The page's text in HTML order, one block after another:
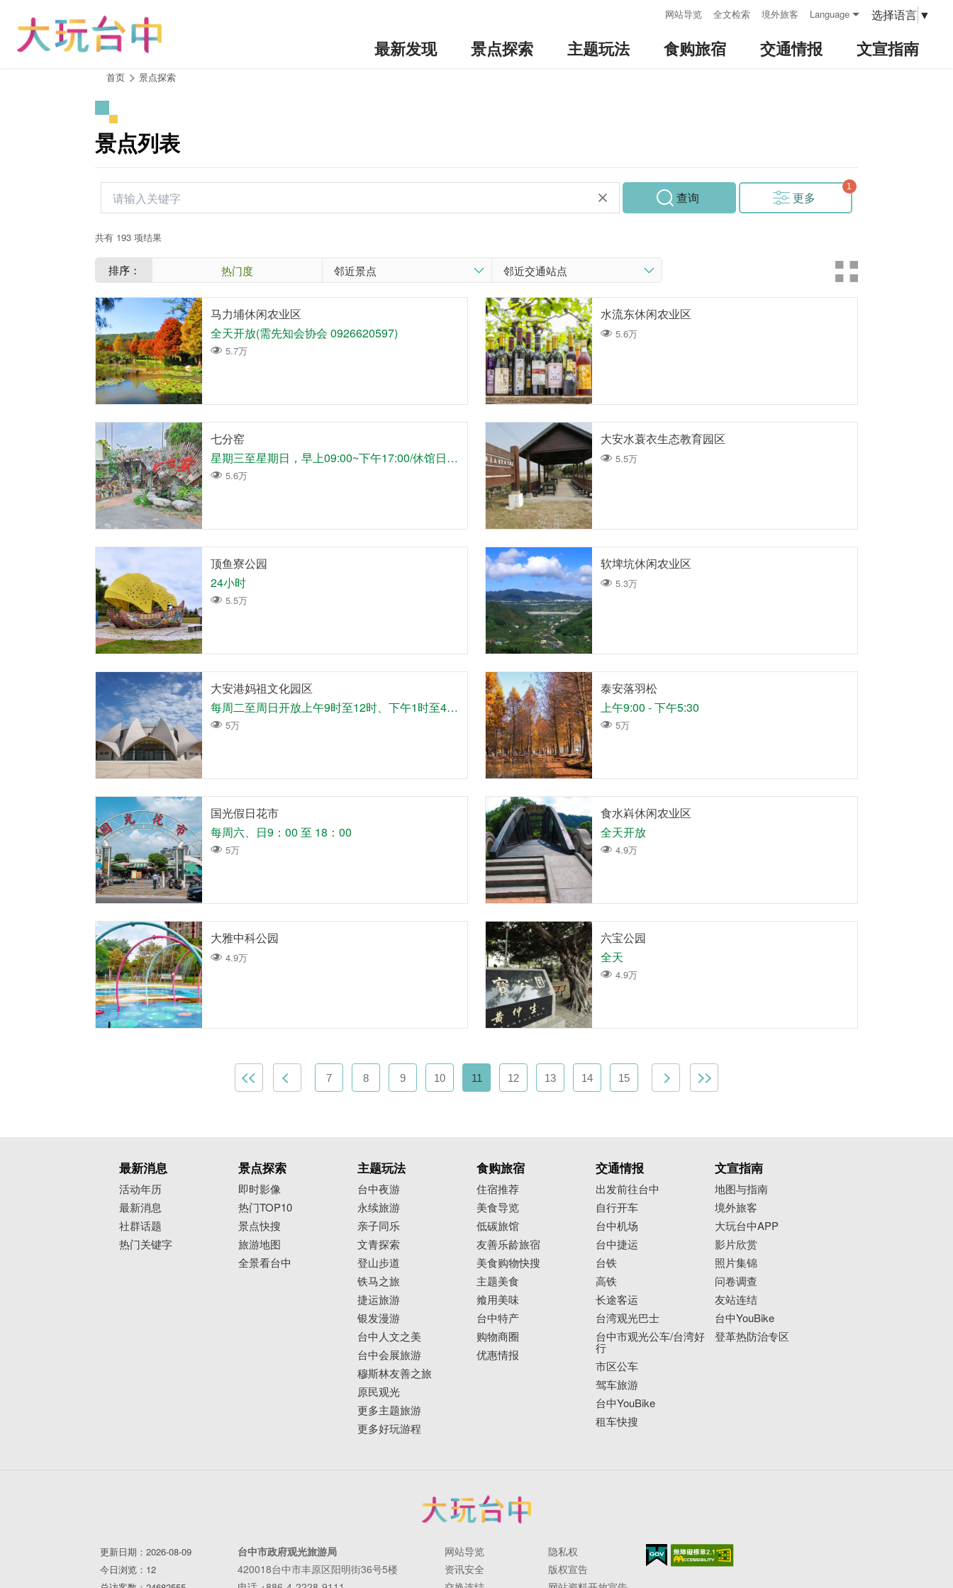
网站导览 全文检索 境外旅客 Language 选择语言 ▼
最新发现 景点探索 主题玩法 食购旅宿 交通情报 文宣指南
首页 景点探索
景点列表
查询 更多
共有 193 项结果
排序： 热门度
马力埔休闲农业区
全天开放(需先知会协会 0926620597)
5.7万
水流东休闲农业区
5.6万
七分窑
星期三至星期日，早上09:00~下午17:00/休馆日：星期一和二
5.6万
大安水蓑衣生态教育园区
5.5万
顶鱼寮公园
24小时
5.5万
软埤坑休闲农业区
5.3万
大安港妈祖文化园区
每周二至周日开放上午9时至12时、下午1时至4时开放园区一楼部分区域。
5万
泰安落羽松
上午9:00 - 下午5:30
5万
国光假日花市
每周六、日9：00 至 18：00
5万
食水嵙休闲农业区
全天开放
4.9万
大雅中科公园
4.9万
六宝公园
全天
4.9万
7 8 9 10 11 12 13 14 15
最新消息
活动年历
最新消息
社群话题
热门关键字
景点探索
即时影像
热门TOP10
景点快搜
旅游地图
全景看台中
主题玩法
台中夜游
永续旅游
亲子同乐
文青探索
登山步道
铁马之旅
捷运旅游
银发漫游
台中人文之美
台中会展旅游
穆斯林友善之旅
原民观光
更多主题旅游
更多好玩游程
食购旅宿
住宿推荐
美食导览
低碳旅馆
友善乐龄旅宿
美食购物快搜
主题美食
飨用美味
台中特产
购物商圈
优惠情报
交通情报
出发前往台中
自行开车
台中机场
台中捷运
台铁
高铁
长途客运
台湾观光巴士
台中市观光公车/台湾好
行
市区公车
驾车旅游
台中YouBike
租车快搜
文宣指南
地图与指南
境外旅客
大玩台中APP
影片欣赏
照片集锦
问卷调查
友站连结
台中YouBike
登革热防治专区
更新日期：2026-08-09
今日浏览：12
台中市政府观光旅游局
420018台中市丰原区阳明街36号5楼
网站导览
隐私权
资讯安全
版权宣告